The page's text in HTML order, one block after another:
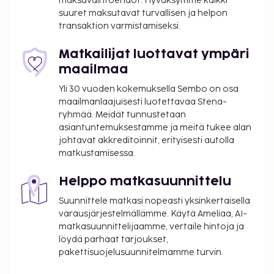
km / 21,7 mi
Cap d’Agden lentoasema (BZR) - 47 km / 29,2 mi
pyykinpesutilat ja hissi. Palveluihin kuuluu ilmainen
pysäköinti. Hyödynnä kauden mukainen ulkouima-
Majoituspaikka veloittaa seuraavat paikan päällä
suoritettavat maksut. Maksuihin saattaa sisältyä
sovellettavat verot:
Takuumaksu: 300.0 EUR per yöpyminen
per yö. Tätä veroa ei peritä alle 18 vuotta
vanhoilta lapsilta.
Tässä on mainittu kaikki majoituspaikan meille
ilmoittamat maksut.
Langaton internetyhteys huoneessa: 8 EUR per
suuret maksutavat turvallisen ja helpon
transaktion varmistamiseksi.
Matkailijat luottavat ympäri
maailmaa
Yli 30 vuoden kokemuksella Sembo on osa
maailmanlaajuisesti luotettavaa Stena-
ryhmää. Meidät tunnustetaan
asiantuntemuksestamme ja meitä tukee alan
johtavat akkreditoinnit, erityisesti autolla
matkustamisessa.
Helppo matkasuunnittelu
Suunnittele matkasi nopeasti yksinkertaisella
varausjärjestelmällämme. Käytä Ameliaa, AI-
matkasuunnittelijaamme, vertaile hintoja ja
löydä parhaat tarjoukset,
pakettisuojelusuunnitelmamme turvin.